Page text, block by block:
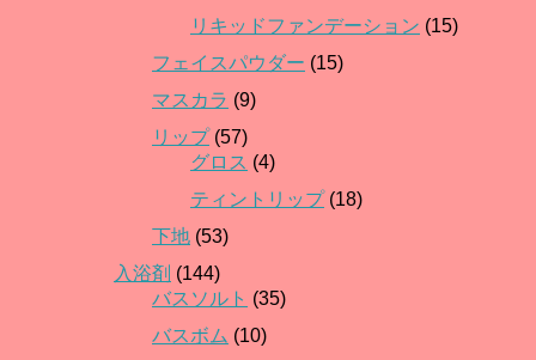
リキッドファンデーション (15)
フェイスパウダー (15)
マスカラ (9)
リップ(57)
グロス (4)
ティントリップ(18)
下地 (53)
入浴剤 (144)
バスソルト (35)
バスボム (10)